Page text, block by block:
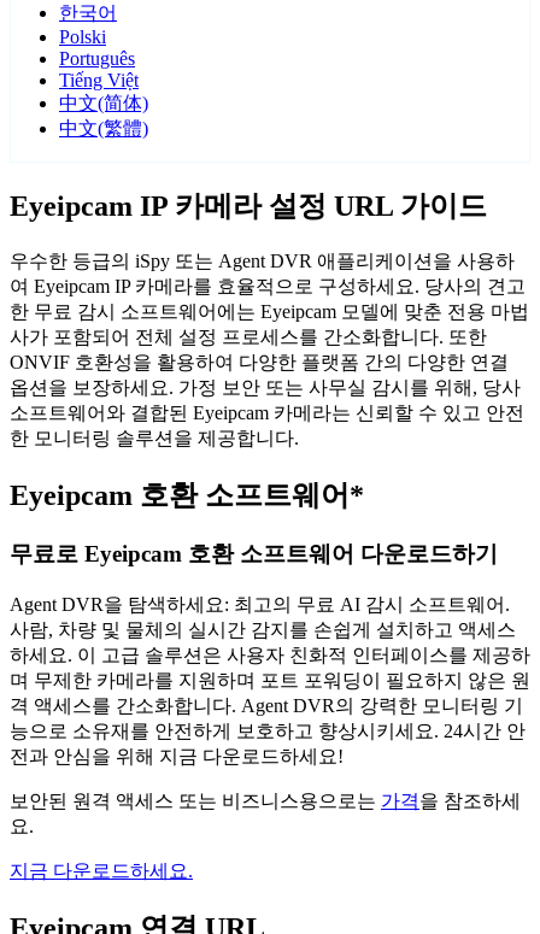
한국어
Polski
Português
Tiếng Việt
中文(简体)
中文(繁體)
Eyeipcam IP 카메라 설정 URL 가이드
우수한 등급의 iSpy 또는 Agent DVR 애플리케이션을 사용하
여 Eyeipcam IP 카메라를 효율적으로 구성하세요. 당사의 견고
한 무료 감시 소프트웨어에는 Eyeipcam 모델에 맞춘 전용 마법
사가 포함되어 전체 설정 프로세스를 간소화합니다. 또한
ONVIF 호환성을 활용하여 다양한 플랫폼 간의 다양한 연결
옵션을 보장하세요. 가정 보안 또는 사무실 감시를 위해, 당사
소프트웨어와 결합된 Eyeipcam 카메라는 신뢰할 수 있고 안전
한 모니터링 솔루션을 제공합니다.
Eyeipcam 호환 소프트웨어*
무료로 Eyeipcam 호환 소프트웨어 다운로드하기
Agent DVR을 탐색하세요: 최고의 무료 AI 감시 소프트웨어.
사람, 차량 및 물체의 실시간 감지를 손쉽게 설치하고 액세스
하세요. 이 고급 솔루션은 사용자 친화적 인터페이스를 제공하
며 무제한 카메라를 지원하며 포트 포워딩이 필요하지 않은 원
격 액세스를 간소화합니다. Agent DVR의 강력한 모니터링 기
능으로 소유재를 안전하게 보호하고 향상시키세요. 24시간 안
전과 안심을 위해 지금 다운로드하세요!
보안된 원격 액세스 또는 비즈니스용으로는 가격을 참조하세
요.
지금 다운로드하세요.
Eyeipcam 연결 URL